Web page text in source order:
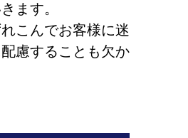
ます。
こんでお客様に迷
慮することも欠か